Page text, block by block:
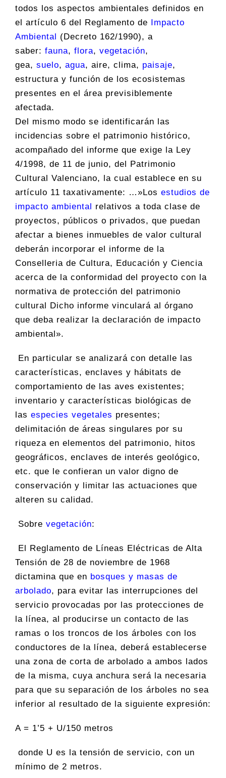
todos los aspectos ambientales definidos en
el artículo 6 del Reglamento de
Impacto
Ambiental
(Decreto 162/1990), a
saber: fauna, flora, vegetación,
gea, suelo, agua, aire, clima, paisaje,
estructura y función de los ecosistemas
presentes en el área previsiblemente
afectada.
Del mismo modo se identificarán las
incidencias sobre el patrimonio histórico,
acompañado del informe que exige la Ley
4/1998, de 11 de junio, del Patrimonio
Cultural Valenciano, la cual establece en su
artículo 11 taxativamente: …»Los estudios de
impacto ambiental
relativos a toda clase de
proyectos, públicos o privados, que puedan
afectar a bienes inmuebles de valor cultural
deberán incorporar el informe de la
Conselleria de Cultura, Educación y Ciencia
acerca de la conformidad del proyecto con la
normativa de protección del patrimonio
cultural Dicho informe vinculará al órgano
que deba realizar la declaración de impacto
ambiental».
En particular se analizará con detalle las
características, enclaves y hábitats de
comportamiento de las aves existentes;
inventario y características biológicas de
las especies vegetales presentes;
delimitación de áreas singulares por su
riqueza en elementos del patrimonio, hitos
geográficos, enclaves de interés geológico,
etc. que le confieran un valor digno de
conservación y limitar las actuaciones que
alteren su calidad.
Sobre vegetación:
El Reglamento de Líneas Eléctricas de Alta
Tensión de 28 de noviembre de 1968
dictamina que en bosques y masas de
arbolado, para evitar las interrupciones del
servicio provocadas por las protecciones de
la línea, al producirse un contacto de las
ramas o los troncos de los árboles con los
conductores de la línea, deberá establecerse
una zona de corta de arbolado a ambos lados
de la misma, cuya anchura será la necesaria
para que su separación de los árboles no sea
inferior al resultado de la siguiente expresión:
A = 1’5 + U/150 metros
donde U es la tensión de servicio, con un
mínimo de 2 metros.